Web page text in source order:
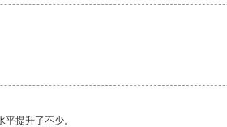
提升了不少。